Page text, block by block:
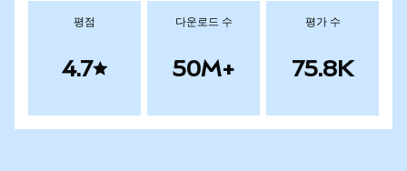
평점
4.7
다운로드 수
50M+
평가 수
75.8K